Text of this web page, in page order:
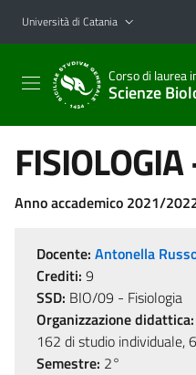
Vai al contenuto principale
Vai al menu di navigazione
Università di Catania
Corso di laurea
Scienze
Anno accademico 2021/
Docente: Antonella
Crediti: 9
SSD: BIO/09 - Fisiologia
Organizzazione didattica:
162 di studio individuale,
Semestre: 2°